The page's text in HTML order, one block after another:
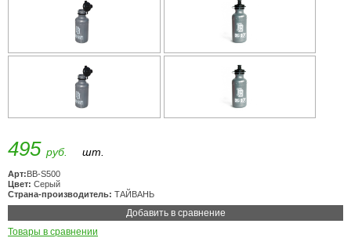
495 руб. шт.
Арт:BB-S500
Цвет: Серый
Страна-производитель: ТАЙВАНЬ
Добавить в сравнение
Товары в сравнении